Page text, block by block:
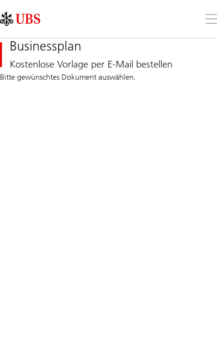
Links
Area
Sie
Businessplan
Kostenlose Vorlage per E-Mail bestellen
Bitte gewünschtes Dokument auswählen.